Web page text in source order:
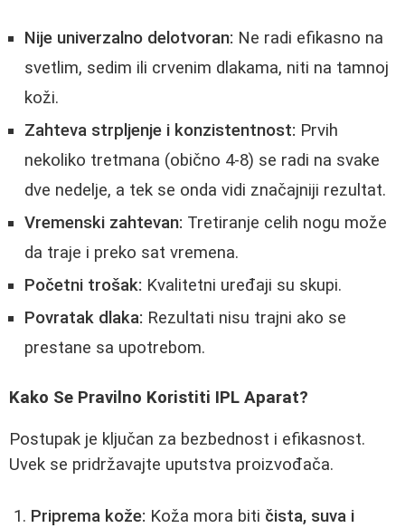
Nije univerzalno delotvoran: Ne radi efikasno na
svetlim, sedim ili crvenim dlakama, niti na tamnoj
koži.
Zahteva strpljenje i konzistentnost: Prvih
nekoliko tretmana (obično 4-8) se radi na svake
dve nedelje, a tek se onda vidi značajniji rezultat.
Vremenski zahtevan: Tretiranje celih nogu može
da traje i preko sat vremena.
Početni trošak: Kvalitetni uređaji su skupi.
Povratak dlaka: Rezultati nisu trajni ako se
prestane sa upotrebom.
Kako Se Pravilno Koristiti IPL Aparat?
Postupak je ključan za bezbednost i efikasnost.
Uvek se pridržavajte uputstva proizvođača.
Priprema kože: Koža mora biti čista, suva i